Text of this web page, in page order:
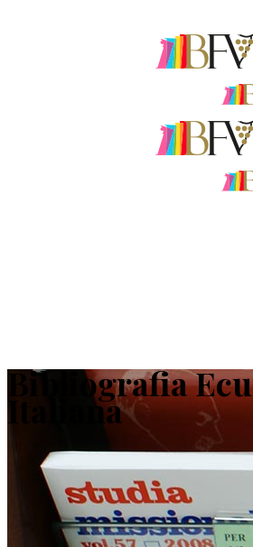
Bibliografia
Italiana